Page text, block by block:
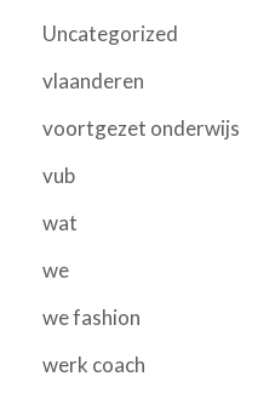
Uncategorized
vlaanderen
voortgezet onderwijs
vub
wat
we
we fashion
werk coach